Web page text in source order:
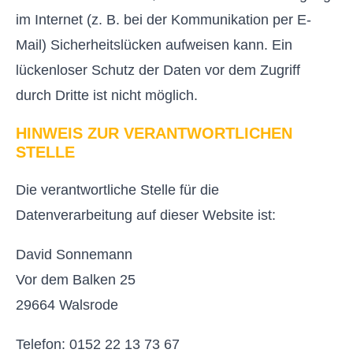
im Internet (z. B. bei der Kommunikation per E-
Mail) Sicherheitslücken aufweisen kann. Ein
lückenloser Schutz der Daten vor dem Zugriff
durch Dritte ist nicht möglich.
HINWEIS ZUR VERANTWORTLICHEN
STELLE
Die verantwortliche Stelle für die
Datenverarbeitung auf dieser Website ist:
David Sonnemann
Vor dem Balken 25
29664 Walsrode
Telefon: 0152 22 13 73 67